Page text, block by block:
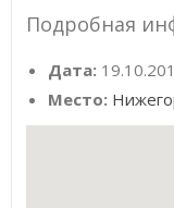
Подробная
Дата:
Место: